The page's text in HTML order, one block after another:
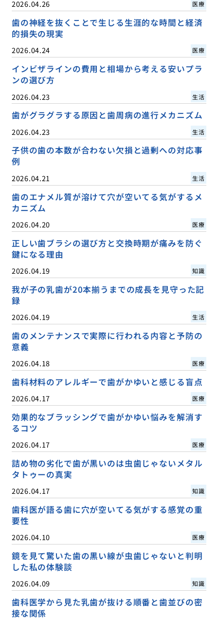
2026.04.26 医療
歯の神経を抜くことで生じる生涯的な時間と経済
的損失の現実
2026.04.24 医療
インビザラインの費用と相場から考える安いプラ
ンの選び方
2026.04.23 生活
歯がグラグラする原因と歯周病の進行メカニズム
2026.04.23 生活
子供の歯の本数が合わない欠損と過剰への対応事
例
2026.04.21 生活
歯のエナメル質が溶けて穴が空いてる気がするメ
カニズム
2026.04.20 医療
正しい歯ブラシの選び方と交換時期が痛みを防ぐ
鍵になる理由
2026.04.19 知識
我が子の乳歯が20本揃うまでの成長を見守った記
録
2026.04.19 生活
歯のメンテナンスで実際に行われる内容と予防の
意義
2026.04.18 医療
歯科材料のアレルギーで歯がかゆいと感じる盲点
2026.04.17 医療
効果的なブラッシングで歯がかゆい悩みを解消す
るコツ
2026.04.17 医療
詰め物の劣化で歯が黒いのは虫歯じゃないメタル
タトゥーの真実
2026.04.17 知識
歯科医が語る歯に穴が空いてる気がする感覚の重
要性
2026.04.10 医療
鏡を見て驚いた歯の黒い線が虫歯じゃないと判明
した私の体験談
2026.04.09 知識
歯科医学から見た乳歯が抜ける順番と歯並びの密
接な関係